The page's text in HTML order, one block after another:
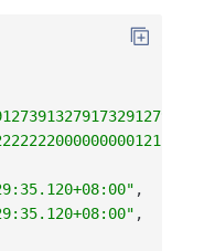
,
,